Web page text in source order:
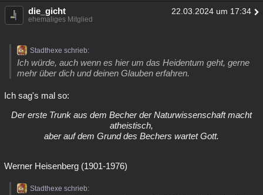
die_gicht 22.03.2024 um 17:34
ehemaliges Mitglied
Stadthexe schrieb:
Ich würde, auch wenn es hier um das Heidentum geht, gerne
mehr über dich und deinen Glauben erfahren.
Ich sag's mal so:
Der erste Trunk aus dem Becher der Naturwissenschaft macht
atheistisch,
aber auf dem Grund des Bechers wartet Gott.
Werner Heisenberg (1901-1976)
Stadthexe schrieb: